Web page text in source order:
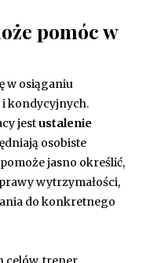
pomóc w
w osiąganiu
kondycyjnych.
jestustalenie
osobiste
jasno określić,
wytrzymałości,
do konkretnego